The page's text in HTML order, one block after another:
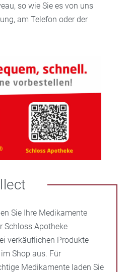
so wie Sie es von uns
am Telefon oder der
Sie Ihre Medikamente
Schloss Apotheke
verkäuflichen Produkte
Shop aus. Für
Medikamente laden Sie